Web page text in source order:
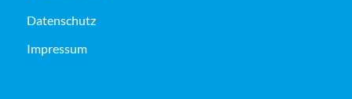
Datenschutz
Impressum